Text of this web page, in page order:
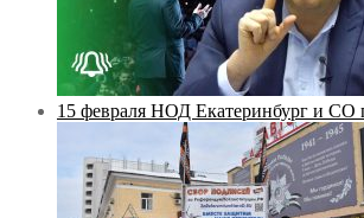
15 февраля НОД Екатеринбург и СО